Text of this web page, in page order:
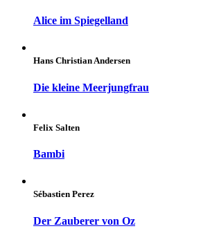
Alice im Spiegelland
Hans Christian Andersen
Die kleine Meerjungfrau
Felix Salten
Bambi
Sébastien Perez
Der Zauberer von Oz